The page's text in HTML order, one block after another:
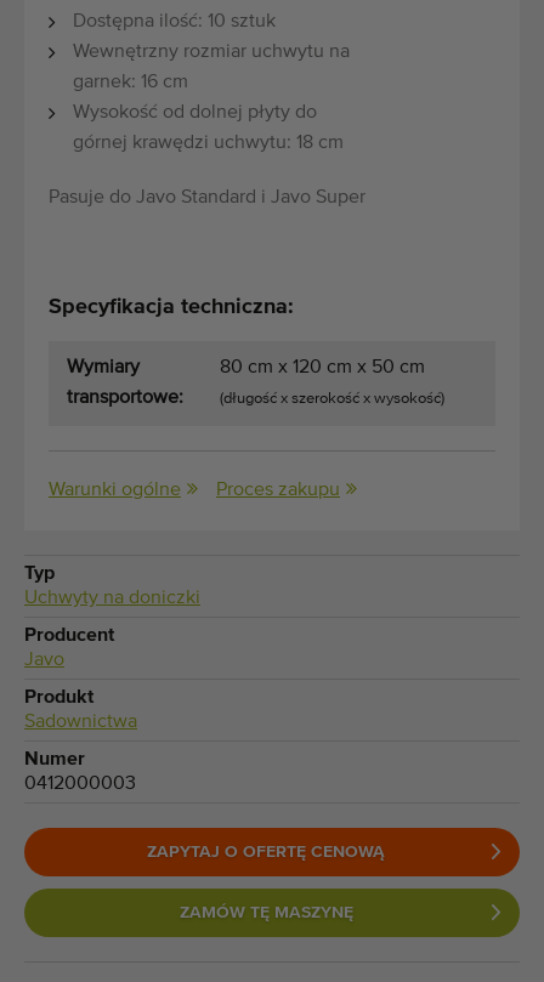
działamy od 1977 roku
Dostępna ilość: 10 sztuk
Wewnętrzny rozmiar uchwytu na
garnek: 16 cm
Wysokość od dolnej płyty do
górnej krawędzi uchwytu: 18 cm
Pasuje do Javo Standard i Javo Super
Specyfikacja techniczna:
Wymiary
transportowe:
80 cm x 120 cm x 50 cm
(długość x szerokość x wysokość)
Warunki ogólne Proces zakupu
Typ
Uchwyty na doniczki
Producent
Javo
Produkt
Sadownictwa
Numer
0412000003
ZAPYTAJ O OFERTĘ CENOWĄ
ZAMÓW TĘ MASZYNĘ